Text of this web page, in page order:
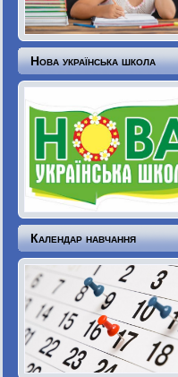
Нова українська школа
Календар навчання